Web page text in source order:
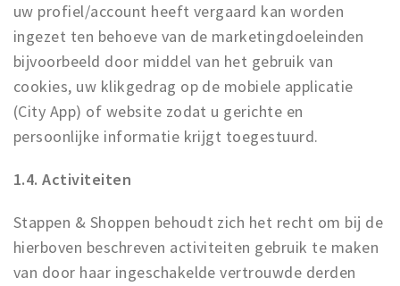
uw profiel/account heeft vergaard kan worden
ingezet ten behoeve van de marketingdoeleinden
bijvoorbeeld door middel van het gebruik van
cookies, uw klikgedrag op de mobiele applicatie
(City App) of website zodat u gerichte en
persoonlijke informatie krijgt toegestuurd.
1.4. Activiteiten
Stappen & Shoppen behoudt zich het recht om bij de
hierboven beschreven activiteiten gebruik te maken
van door haar ingeschakelde vertrouwde derden